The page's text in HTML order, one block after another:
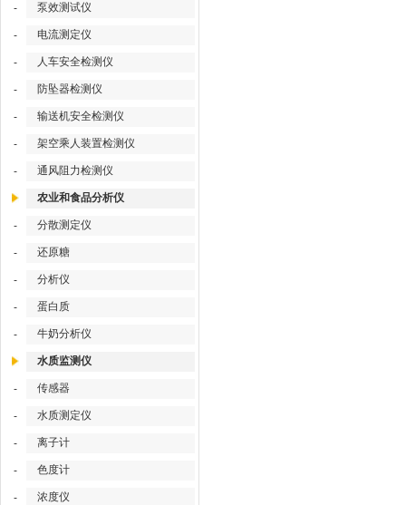
- 泵效测试仪
- 电流测定仪
- 人车安全检测仪
- 防坠器检测仪
- 输送机安全检测仪
- 架空乘人装置检测仪
- 通风阻力检测仪
农业和食品分析仪
- 分散测定仪
- 还原糖
- 分析仪
- 蛋白质
- 牛奶分析仪
水质监测仪
- 传感器
- 水质测定仪
- 离子计
- 色度计
- 浓度仪